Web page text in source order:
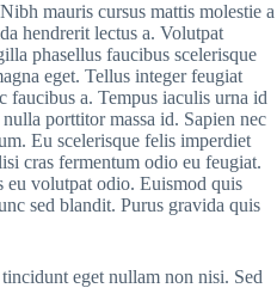
mauris cursus mattis molestie a
hendrerit lectus a. Volutpat
phasellus faucibus scelerisque
eget. Tellus integer feugiat
faucibus a. Tempus iaculis urna id
porttitor massa id. Sapien nec
Eu scelerisque felis imperdiet
cras fermentum odio eu feugiat.
eu volutpat odio. Euismod quis
sed blandit. Purus gravida quis
eget nullam non nisi. Sed